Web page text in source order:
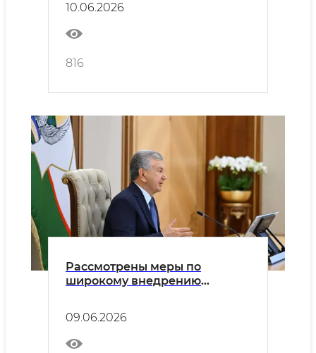
дел Королевства Швеция по
вопросам международного
сотрудничества в целях
развития и внешней торговли
10.06.2026
816
Рассмотрены меры по
широкому внедрению
геологии
09.06.2026